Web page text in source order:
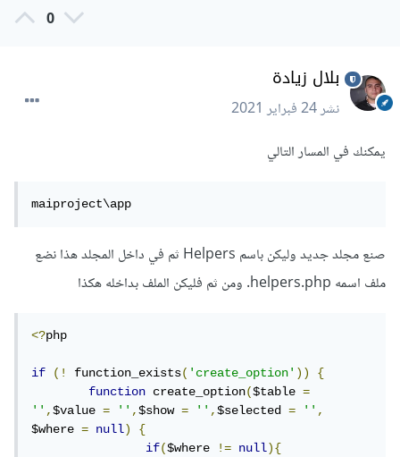
0
بلال زيادة
نشر24 فبراير 2021
يمكنك في المسار التالي
maiproject\app
صنع مجلد جديد وليكن باسم Helpers ثم في داخل المجلد هذا نضع
ملف اسمه helpers.php. ومن ثم فليكن الملف بداخله هكذا
<?php
if (! function_exists('create_option'))
{
function create_option($table =
'',$value = '',$show = '',$selected = '',
$where = null)
{
if($where != null){